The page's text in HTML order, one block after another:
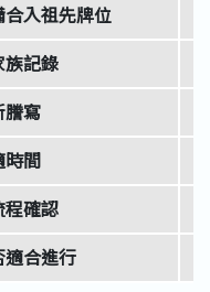
入祖先牌位
族記錄
謄寫
時間
程確認
合進行